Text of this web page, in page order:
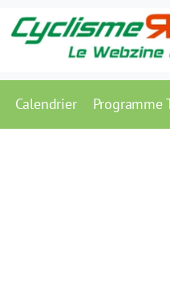
Calendrier Programme